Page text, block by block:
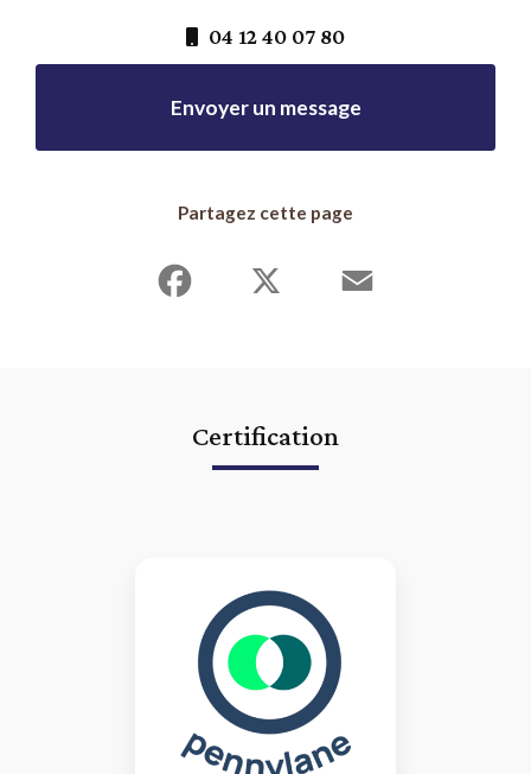
04 12 40 07 80
Envoyer un message
Partagez cette page
Certification